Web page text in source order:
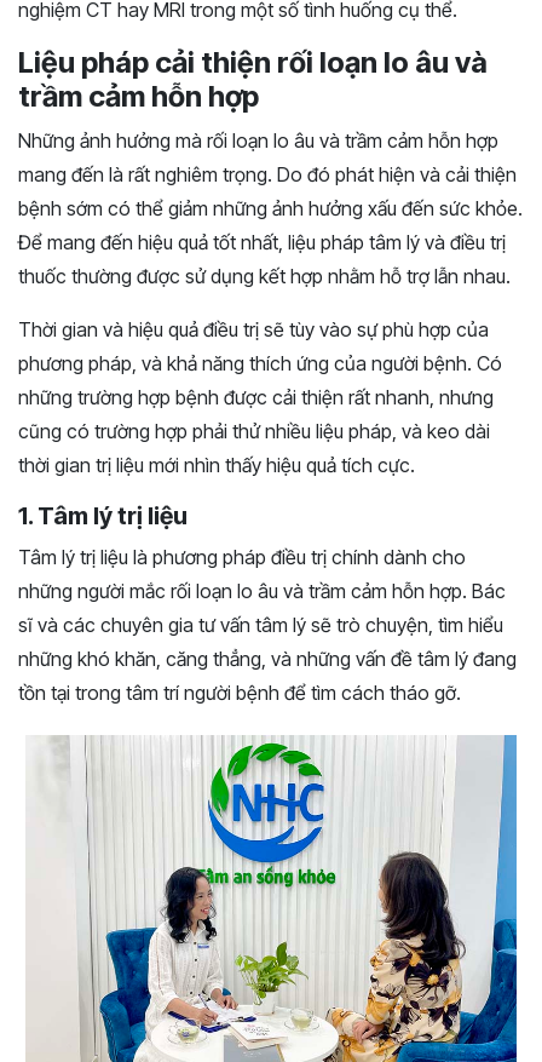
nghiệm CT hay MRI trong một số tình huống cụ thể.
Liệu pháp cải thiện rối loạn lo âu và
trầm cảm hỗn hợp
Những ảnh hưởng mà rối loạn lo âu và trầm cảm hỗn hợp
mang đến là rất nghiêm trọng. Do đó phát hiện và cải thiện
bệnh sớm có thể giảm những ảnh hưởng xấu đến sức khỏe.
Để mang đến hiệu quả tốt nhất, liệu pháp tâm lý và điều trị
thuốc thường được sử dụng kết hợp nhằm hỗ trợ lẫn nhau.
Thời gian và hiệu quả điều trị sẽ tùy vào sự phù hợp của
phương pháp, và khả năng thích ứng của người bệnh. Có
những trường hợp bệnh được cải thiện rất nhanh, nhưng
cũng có trường hợp phải thử nhiều liệu pháp, và keo dài
thời gian trị liệu mới nhìn thấy hiệu quả tích cực.
1. Tâm lý trị liệu
Tâm lý trị liệu là phương pháp điều trị chính dành cho
những người mắc rối loạn lo âu và trầm cảm hỗn hợp. Bác
sĩ và các chuyên gia tư vấn tâm lý sẽ trò chuyện, tìm hiểu
những khó khăn, căng thẳng, và những vấn đề tâm lý đang
tồn tại trong tâm trí người bệnh để tìm cách tháo gỡ.